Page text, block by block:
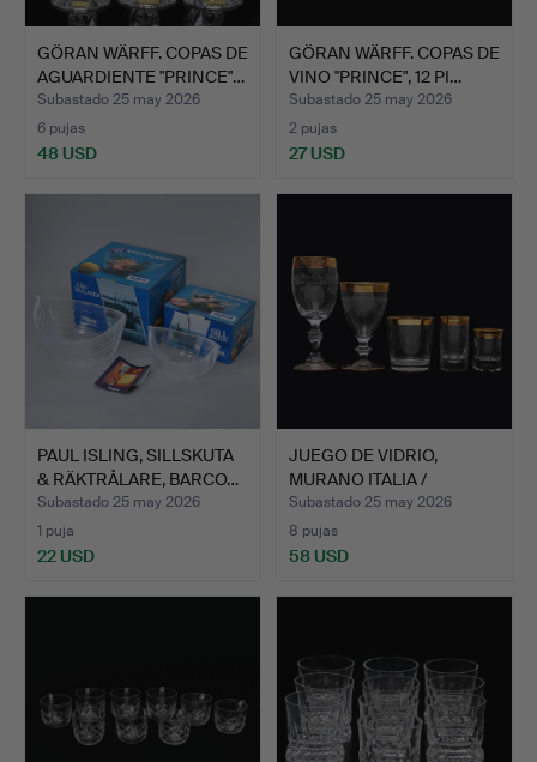
GÖRAN WÄRFF. COPAS DE
AGUARDIENTE "PRINCE"…
Subastado 25 may 2026
6 pujas
48 USD
GÖRAN WÄRFF. COPAS DE
VINO "PRINCE", 12 PI…
Subastado 25 may 2026
2 pujas
27 USD
PAUL ISLING, SILLSKUTA
& RÄKTRÅLARE, BARCO…
Subastado 25 may 2026
1 puja
22 USD
JUEGO DE VIDRIO,
MURANO ITALIA /
THERESIEN…
Subastado 25 may 2026
8 pujas
58 USD